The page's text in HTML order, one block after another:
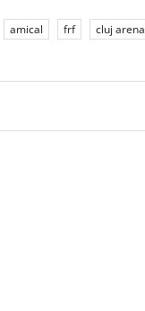
amical frf cluj arena